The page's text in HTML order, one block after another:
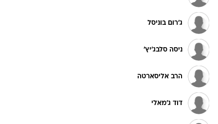
ג'רום בוניסל
ניסה סלבג'יץ'
הרב אליסארטה
דוד ג'מאלי